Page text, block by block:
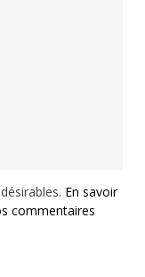
En savoir
commentaires